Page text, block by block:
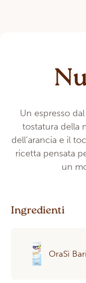
Un espresso
tostatura della
dell’arancia e il
ricetta pensata
un
Ingredienti
OraSì